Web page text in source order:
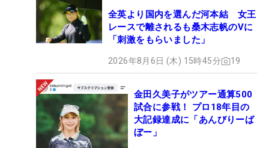
全英より国内を選んだ河本結 女王
レースで離されるも桑木志帆のVに
「刺激をもらいました」
2026年8月6日 (木) 15時45分 19
金田久美子がツアー通算500
試合に参戦！ プロ18年目の
大記録達成に「あんびりーば
ぼー」